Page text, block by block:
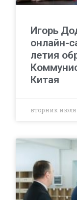
Игорь
онлайн-
летия
Китая
вторник июля